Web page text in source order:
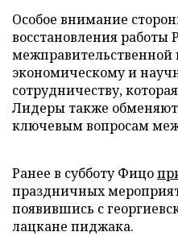
Особое внимание
восстановления работы
межправительственной
экономическому и
сотрудничеству,
Лидеры также
ключевым вопросам
Ранее в субботу Фицо
праздничных
появившись с
лацкане пиджака.